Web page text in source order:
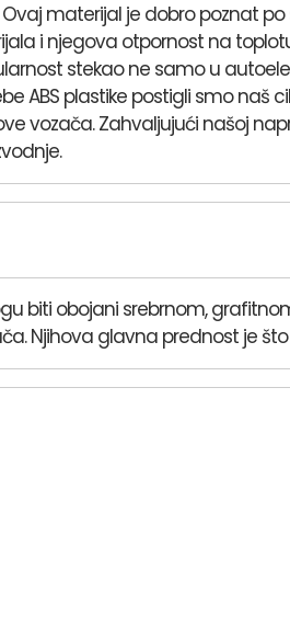
Ovaj materijal je dobro poznat
i njegova otpornost na
stekao ne samo u
ABS plastike postigli smo naš
vozača. Zahvaljujući našoj
biti obojani srebrnom,
Njihova glavna prednost je što